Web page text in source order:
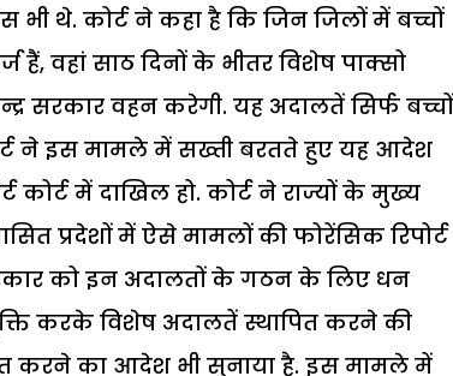
थे. कोर्ट ने कहा है कि जिन जिलों में बच्चों
वहां साठ दिनों के भीतर विशेष पाक्सो
सरकार वहन करेगी. यह अदालतें सिर्फ बच्चों
ने इस मामले में सख्ती बरतते हुए यह आदेश
कोर्ट में दाखिल हो. कोर्ट ने राज्यों के मुख्य
प्रदेशों में ऐसे मामलों की फोरेंसिक रिपोर्ट
को इन अदालतों के गठन के लिए धन
करके विशेष अदालतें स्थापित करने की
करने का आदेश भी सुनाया है. इस मामले में